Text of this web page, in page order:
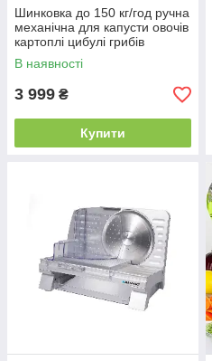
Шинковка до 150 кг/год ручна
механічна для капусти овочів
картоплі цибулі грибів
фруктів B_2522
В наявності
3 999 ₴
Купити